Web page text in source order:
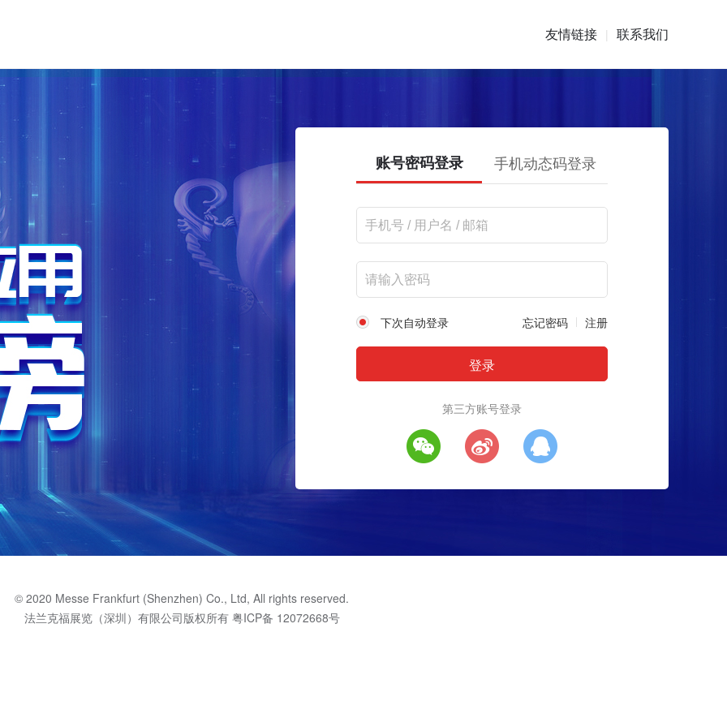
友情链接 | 联系我们
账号密码登录 手机动态码登录
下次自动登录 忘记密码 注册
第三方账号登录
© 2020 Messe Frankfurt (Shenzhen) Co., Ltd, All rights reserved.
法兰克福展览（深圳）有限公司版权所有 粤ICP备 12072668号